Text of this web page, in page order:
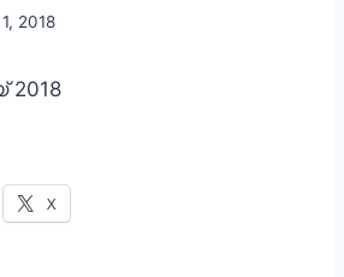
2018
2018
X